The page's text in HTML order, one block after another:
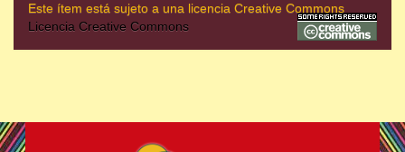
Este ítem está sujeto a una licencia Creative Commons
Licencia Creative Commons